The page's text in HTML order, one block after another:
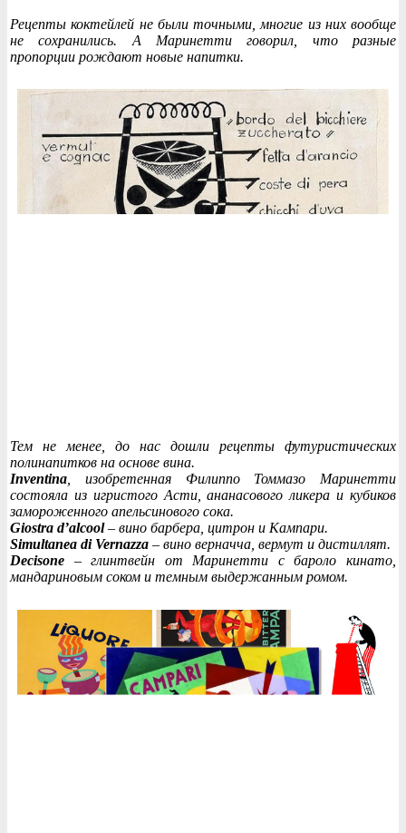
Рецепты коктейлей не были точными, многие из них вообще
не сохранились. А Маринетти говорил, что разные
пропорции рождают новые напитки.
Тем не менее, до нас дошли рецепты футуристических
полинапитков на основе вина.
Inventina , изобретенная Филиппо Томмазо Маринетти
состояла из игристого Асти, ананасового ликера и кубиков
замороженного апельсинового сока.
Giostra d’alcool– вино барбера, цитрон и Кампари.
Simultanea di Vernazza – вино верначча, вермут и дистиллят.
Decisone – глинтвейн от Маринетти с бароло кинато,
мандариновым соком и темным выдержанным ромом.